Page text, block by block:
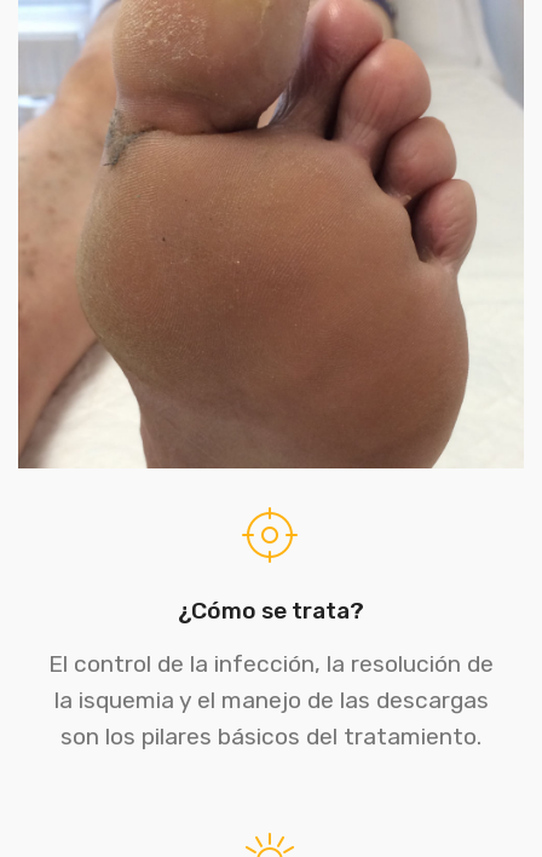
¿Cómo se trata?
El control de la infección, la resolución de
la isquemia y el manejo de las descargas
son los pilares básicos del tratamiento.